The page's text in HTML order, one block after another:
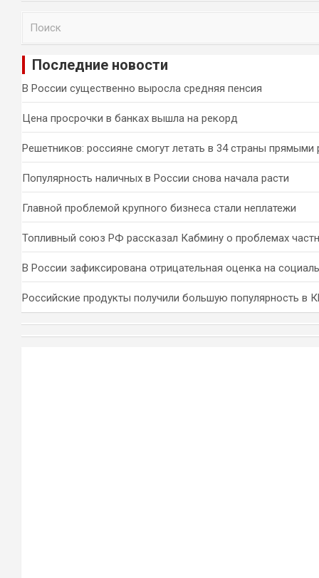
и
Последние новости
В России существенно выросла средняя пенсия
Цена просрочки в банках вышла на рекорд
Решетников: россияне смогут летать в 34 страны прямыми
Популярность наличных в России снова начала расти
Главной проблемой крупного бизнеса стали неплатежи
Топливный союз РФ рассказал Кабмину о проблемах
В России зафиксирована отрицательная оценка на
Российские продукты получили большую популярность в